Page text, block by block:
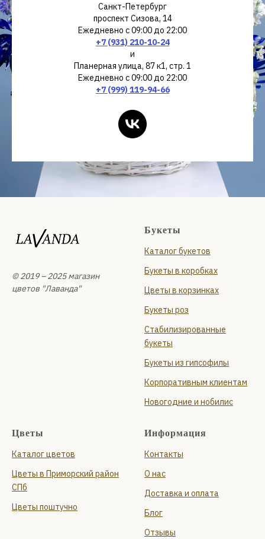
Санкт-Петербург
проспект Сизова, 14
Ежедневно с 09:00 до 22:00
+7 (931) 210-10-24
и
Планерная улица, 87 к1, стр. 1
Ежедневно с 09:00 до 22:00
+7 (999) 119-94-66
© 2019 – 2025 магазин
цветов "Лаванда"
Букеты
Каталог букетов
Букеты в коробках
Цветы в корзинках
Букеты роз
Стабилизированные
букеты
Букеты из гипсофилы
Корпоративным клиентам
Новогодние и нобилис
Цветы
Каталог цветов
Цветы в Приморский район
СПб
Цветы поштучно
Информация
Контакты
О нас
Доставка и оплата
Блог
Отзывы